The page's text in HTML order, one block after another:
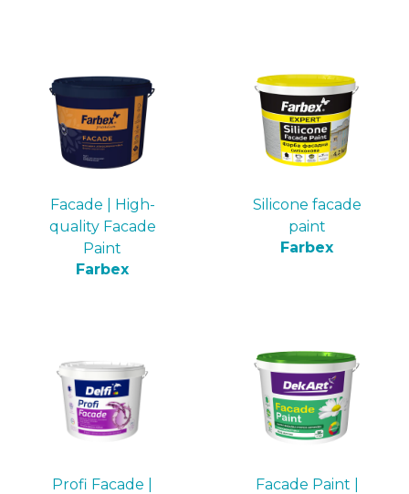
Facade | High-
quality Faсade
Paint
Farbex
Silicone facade
paint
Farbex
Profi Facade |
Faсade Paint |